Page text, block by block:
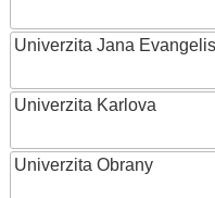
Univerzita Jana
Univerzita Karlova
Univerzita Obrany